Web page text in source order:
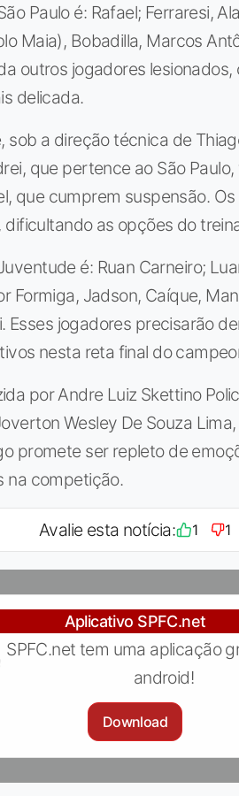
Paulo é: Rafael; Ferraresi,
Maia), Bobadilla, Marcos
outros jogadores lesionados,
delicada.
sob a direção técnica de
que pertence ao São
que cumprem suspensão.
as opções do
é: Ruan Carneiro;
Formiga, Jadson, Caíque,
Esses jogadores precisarão
nesta reta final do
por Andre Luiz Skettino
Wesley De Souza
promete ser repleto de
na competição.
Avalie esta notícia: 1 1
Aplicativo SPFC.net
SPFC.net tem uma aplicação
android!
Download